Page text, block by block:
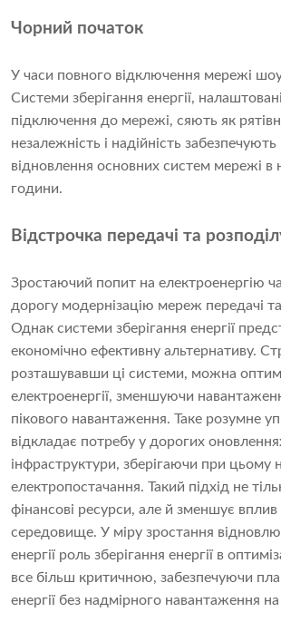
Чорний початок
У часи повного відключення мережі
Системи зберігання енергії,
підключення до мережі, сяють як
незалежність і надійність
відновлення основних систем мережі в
години.
Відстрочка передачі та
Зростаючий попит на електроенергію
дорогу модернізацію мереж передачі
Однак системи зберігання енергії
економічно ефективну альтернативу.
розташувавши ці системи, можна
електроенергії, зменшуючи
пікового навантаження. Таке розумне
відкладає потребу у дорогих
інфраструктури, зберігаючи при цьому
електропостачання. Такий підхід не
фінансові ресурси, але й зменшує
середовище. У міру зростання
енергії роль зберігання енергії в
все більш критичною, забезпечуючи
енергії без надмірного навантаження